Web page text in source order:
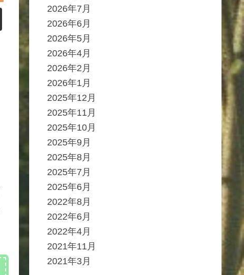
2026年7月
2026年6月
2026年5月
2026年4月
2026年2月
2026年1月
2025年12月
2025年11月
2025年10月
2025年9月
2025年8月
2025年7月
2025年6月
2022年8月
2022年6月
2022年4月
2021年11月
2021年3月